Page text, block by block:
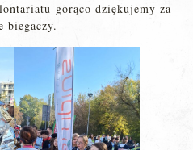
gorąco dziękujemy za
biegaczy.